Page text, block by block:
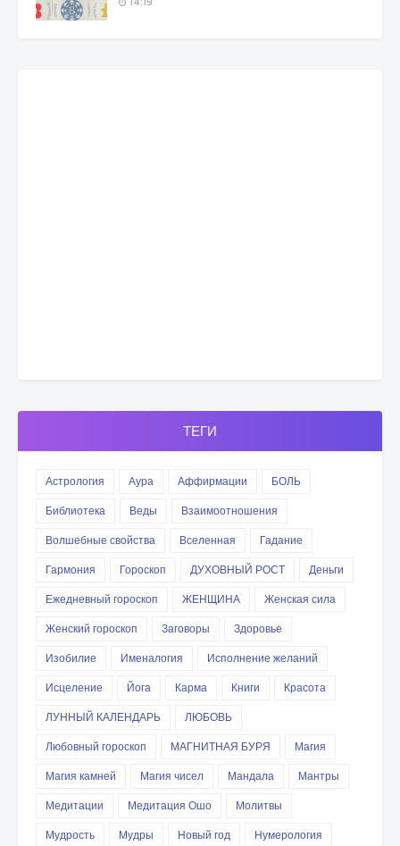
ТЕГИ
Астрология Аура Аффирмации
БОЛЬ
Библиотека
Веды
Взаимоотношения
Волшебные свойства
Вселенная
Гадание
Гармония
Гороскоп ДУХОВНЫЙ РОСТ
Деньги
Ежедневный гороскоп
ЖЕНЩИНА
Женская сила
Женский гороскоп
Заговоры
Здоровье
Изобилие
Именалогия
Исполнение желаний
Исцеление
Йога Карма Книги
Красота
ЛУННЫЙ КАЛЕНДАРЬ
ЛЮБОВЬ
Любовный гороскоп
МАГНИТНАЯ БУРЯ
Магия
Магия камней
Магия чисел Мандала
Мантры
Медитации
Медитация Ошо
Молитвы
Мудрость
Мудры Новый год
Нумерология